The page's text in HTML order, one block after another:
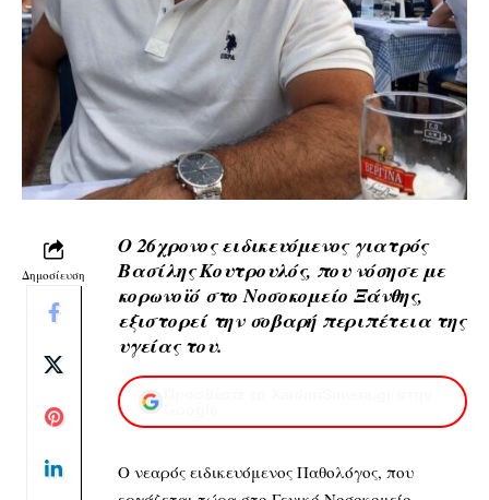
Δημοσίευση
O 26χρονος ειδικευόμενος γιατρός
Βασίλης Κουτρουλός, που νόσησε με
κορωνοϊό στο Νοσοκομείο Ξάνθης,
εξιστορεί την σοβαρή περιπέτεια της
υγείας του.
Ο νεαρός ειδικευόμενος Παθολόγος, που